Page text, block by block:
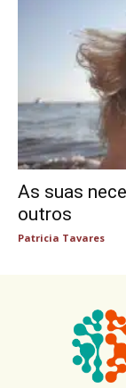
As suas
outros
Patricia Tavares